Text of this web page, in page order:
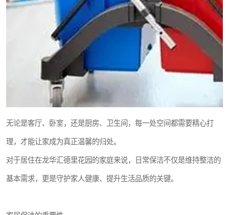
无论是客厅、卧室，还是厨房、卫生间，每一处空间都需要精心打
理，才能让家成为真正温馨的归处。
对于居住在龙华汇德里花园的家庭来说，日常保洁不仅是维持整洁的
基本需求，更是守护家人健康、提升生活品质的关键。